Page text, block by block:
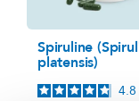
Spiruline
platensis)
4.8